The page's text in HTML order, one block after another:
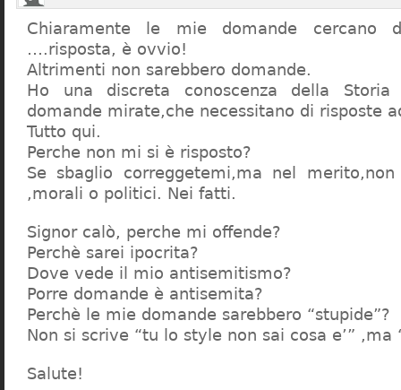
Chiaramente le mie domande cercano
….risposta, è ovvio!
Altrimenti non sarebbero domande.
Ho una discreta conoscenza della
domande mirate,che necessitano di risposte
Tutto qui.
Perche non mi si è risposto?
Se sbaglio correggetemi,ma nel
,morali o politici. Nei fatti.
Signor calò, perche mi offende?
Perchè sarei ipocrita?
Dove vede il mio antisemitismo?
Porre domande è antisemita?
Perchè le mie domande sarebbero “stupide”?
Non si scrive “tu lo style non sai cosa e’” ,ma
Salute!